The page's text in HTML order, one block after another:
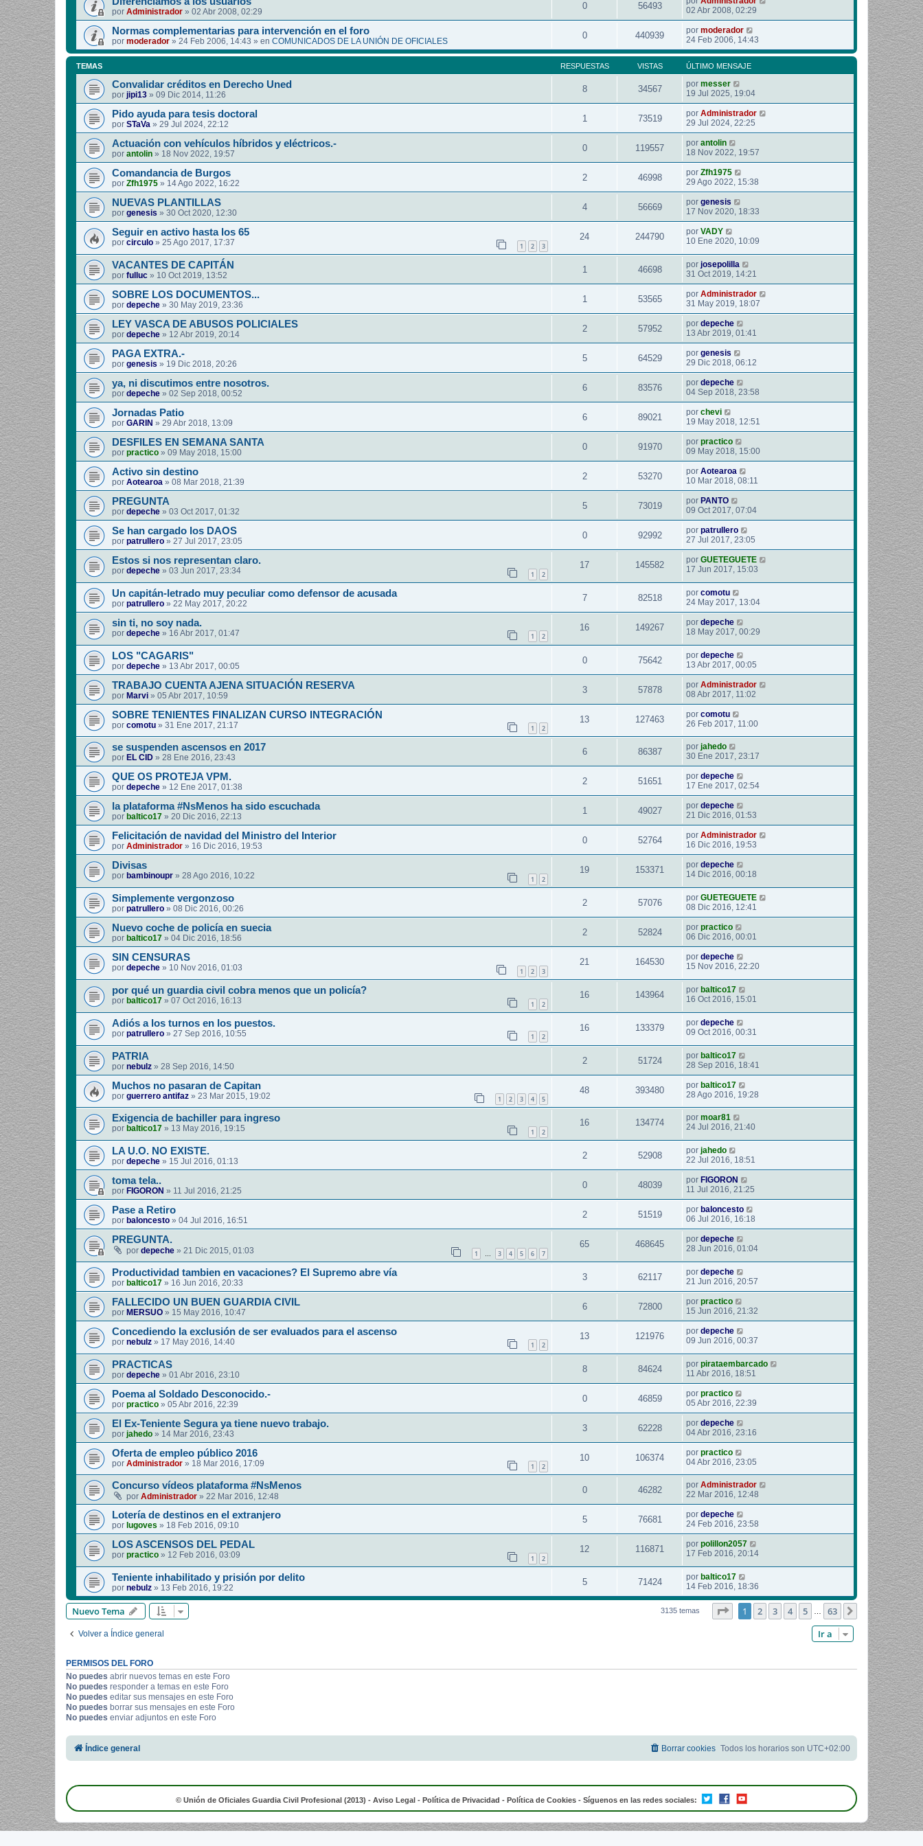
por Administrador » 02 Abr 2008, 02:29
0 56493
02 Abr 2008, 02:29
Normas complementarias para intervención en el foro
por moderador » 24 Feb 2006, 14:43 » en COMUNICADOS DE LA UNIÓN DE OFICIALES
0 440939 por moderador
24 Feb 2006, 14:43
TEMAS RESPUESTAS VISTAS ÚLTIMO MENSAJE
Convalidar créditos en Derecho Uned
por jipi13 » 09 Dic 2014, 11:26
8 34567 por messer
19 Jul 2025, 19:04
Pido ayuda para tesis doctoral
por STaVa » 29 Jul 2024, 22:12
1 73519 por Administrador
29 Jul 2024, 22:25
Actuación con vehículos híbridos y eléctricos.-
por antolin » 18 Nov 2022, 19:57
0 119557 por antolin
18 Nov 2022, 19:57
Comandancia de Burgos
por Zfh1975 » 14 Ago 2022, 16:22
2 46998 por Zfh1975
29 Ago 2022, 15:38
NUEVAS PLANTILLAS
por genesis » 30 Oct 2020, 12:30
4 56669 por genesis
17 Nov 2020, 18:33
Seguir en activo hasta los 65
por circulo » 25 Ago 2017, 17:37 1 2 3
24 244790 por VADY
10 Ene 2020, 10:09
VACANTES DE CAPITÁN
por fulluc » 10 Oct 2019, 13:52
1 46698 por josepolilla
31 Oct 2019, 14:21
SOBRE LOS DOCUMENTOS...
por depeche » 30 May 2019, 23:36
1 53565 por Administrador
31 May 2019, 18:07
LEY VASCA DE ABUSOS POLICIALES
por depeche » 12 Abr 2019, 20:14
2 57952 por depeche
13 Abr 2019, 01:41
PAGA EXTRA.-
por genesis » 19 Dic 2018, 20:26
5 64529 por genesis
29 Dic 2018, 06:12
ya, ni discutimos entre nosotros.
por depeche » 02 Sep 2018, 00:52
6 83576 por depeche
04 Sep 2018, 23:58
Jornadas Patio
por GARIN » 29 Abr 2018, 13:09
6 89021 por chevi
19 May 2018, 12:51
DESFILES EN SEMANA SANTA
por practico » 09 May 2018, 15:00
0 91970 por practico
09 May 2018, 15:00
Activo sin destino
por Aotearoa » 08 Mar 2018, 21:39
2 53270 por Aotearoa
10 Mar 2018, 08:11
PREGUNTA
por depeche » 03 Oct 2017, 01:32
5 73019 por PANTO
09 Oct 2017, 07:04
Se han cargado los DAOS
por patrullero » 27 Jul 2017, 23:05
0 92992 por patrullero
27 Jul 2017, 23:05
Estos si nos representan claro.
por depeche » 03 Jun 2017, 23:34 1 2
17 145582 por GUETEGUETE
17 Jun 2017, 15:03
Un capitán-letrado muy peculiar como defensor de acusada
por patrullero » 22 May 2017, 20:22
7 82518 por comotu
24 May 2017, 13:04
sin ti, no soy nada.
por depeche » 16 Abr 2017, 01:47 1 2
16 149267 por depeche
18 May 2017, 00:29
LOS "CAGARIS"
por depeche » 13 Abr 2017, 00:05
0 75642 por depeche
13 Abr 2017, 00:05
TRABAJO CUENTA AJENA SITUACIÓN RESERVA
por Marvi » 05 Abr 2017, 10:59
3 57878 por Administrador
08 Abr 2017, 11:02
SOBRE TENIENTES FINALIZAN CURSO INTEGRACIÓN
por comotu » 31 Ene 2017, 21:17 1 2
13 127463 por comotu
26 Feb 2017, 11:00
se suspenden ascensos en 2017
por EL CID » 28 Ene 2016, 23:43
6 86387 por jahedo
30 Ene 2017, 23:17
QUE OS PROTEJA VPM.
por depeche » 12 Ene 2017, 01:38
2 51651 por depeche
17 Ene 2017, 02:54
la plataforma #NsMenos ha sido escuchada
por baltico17 » 20 Dic 2016, 22:13
1 49027 por depeche
21 Dic 2016, 01:53
Felicitación de navidad del Ministro del Interior
por Administrador » 16 Dic 2016, 19:53
0 52764 por Administrador
16 Dic 2016, 19:53
Divisas
por bambinoupr » 28 Ago 2016, 10:22 1 2
19 153371 por depeche
14 Dic 2016, 00:18
Simplemente vergonzoso
por patrullero » 08 Dic 2016, 00:26
2 57076 por GUETEGUETE
08 Dic 2016, 12:41
Nuevo coche de policía en suecia
por baltico17 » 04 Dic 2016, 18:56
2 52824 por practico
06 Dic 2016, 00:01
SIN CENSURAS
por depeche » 10 Nov 2016, 01:03 1 2 3
21 164530 por depeche
15 Nov 2016, 22:20
por qué un guardia civil cobra menos que un policía?
por baltico17 » 07 Oct 2016, 16:13 1 2
16 143964 por baltico17
16 Oct 2016, 15:01
Adiós a los turnos en los puestos.
por patrullero » 27 Sep 2016, 10:55 1 2
16 133379 por depeche
09 Oct 2016, 00:31
PATRIA
por nebulz » 28 Sep 2016, 14:50
2 51724 por baltico17
28 Sep 2016, 18:41
Muchos no pasaran de Capitan
por guerrero antifaz » 23 Mar 2015, 19:02 1 2 3 4 5
48 393480 por baltico17
28 Ago 2016, 19:28
Exigencia de bachiller para ingreso
por baltico17 » 13 May 2016, 19:15 1 2
16 134774 por moar81
24 Jul 2016, 21:40
LA U.O. NO EXISTE.
por depeche » 15 Jul 2016, 01:13
2 52908 por jahedo
22 Jul 2016, 18:51
toma tela..
por FIGORON » 11 Jul 2016, 21:25
0 48039 por FIGORON
11 Jul 2016, 21:25
Pase a Retiro
por baloncesto » 04 Jul 2016, 16:51
2 51519 por baloncesto
06 Jul 2016, 16:18
PREGUNTA.
por depeche » 21 Dic 2015, 01:03 1 3 4 5 6 7
65 468645 por depeche
28 Jun 2016, 01:04
Productividad tambien en vacaciones? El Supremo abre vía
por baltico17 » 16 Jun 2016, 20:33
3 62117 por depeche
21 Jun 2016, 20:57
FALLECIDO UN BUEN GUARDIA CIVIL
por MERSUO » 15 May 2016, 10:47
6 72800 por practico
15 Jun 2016, 21:32
Concediendo la exclusión de ser evaluados para el ascenso
por nebulz » 17 May 2016, 14:40 1 2
13 121976 por depeche
09 Jun 2016, 00:37
PRACTICAS
por depeche » 01 Abr 2016, 23:10
8 84624 por pirataembarcado
11 Abr 2016, 18:51
Poema al Soldado Desconocido.-
por practico » 05 Abr 2016, 22:39
0 46859 por practico
05 Abr 2016, 22:39
El Ex-Teniente Segura ya tiene nuevo trabajo.
por jahedo » 14 Mar 2016, 23:43
3 62228 por depeche
04 Abr 2016, 23:16
Oferta de empleo público 2016
por Administrador » 18 Mar 2016, 17:09 1 2
10 106374 por practico
04 Abr 2016, 23:05
Concurso vídeos plataforma #NsMenos
por Administrador » 22 Mar 2016, 12:48
0 46282 por Administrador
22 Mar 2016, 12:48
Lotería de destinos en el extranjero
por lugoves » 18 Feb 2016, 09:10
5 76681 por depeche
24 Feb 2016, 23:58
LOS ASCENSOS DEL PEDAL
por practico » 12 Feb 2016, 03:09 1 2
12 116871 por polillon2057
17 Feb 2016, 20:14
Teniente inhabilitado y prisión por delito
por nebulz » 13 Feb 2016, 19:22
5 71424 por baltico17
14 Feb 2016, 18:36
Nuevo Tema 3135 temas Página1 de 63
1 2 3 4 5 63 Siguiente
Volver a Índice general Ir a
PERMISOS DEL FORO
No puedes abrir nuevos temas en este Foro
No puedes responder a temas en este Foro
No puedes editar sus mensajes en este Foro
No puedes borrar sus mensajes en este Foro
No puedes enviar adjuntos en este Foro
Índice general Todos los horarios son UTC+02:00
Borrar cookies
© Unión de Oficiales Guardia Civil Profesional (2013) - Aviso Legal - Política de Privacidad - Política de Cookies - Síguenos en las redes sociales: